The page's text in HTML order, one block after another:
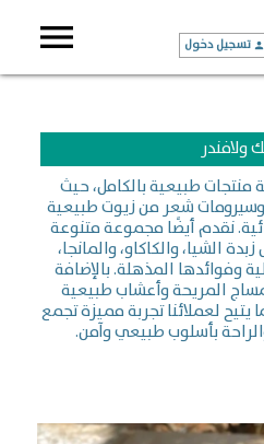
menu person تسجيل دخول
طبيعية بالكامل، حيث
شعر من زيوت طبيعية
نقدم أيضًا مجموعة متنوعة
الشيا، والكاكاو، والمانجا،
وفوائدها المذهلة. بالإضافة
المريحة وأعشاب طبيعية
لعملائنا تجربة مميزة تجمع
بأسلوب طبيعي وآمن.